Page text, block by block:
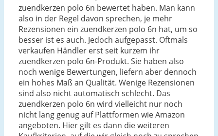
zuendkerzen polo 6n bewertet haben. Man kann
also in der Regel davon sprechen, je mehr
Rezensionen ein zuendkerzen polo 6n hat, um so
besser ist es auch. Jedoch aufgepasst. Oftmals
verkaufen Händler erst seit kurzem ihr
zuendkerzen polo 6n-Produkt. Sie haben also
noch wenige Bewertungen, liefern aber dennoch
ein hohes Maß an Qualität. Wenige Rezensionen
sind also nicht automatisch schlecht. Das
zuendkerzen polo 6n wird vielleicht nur noch
nicht lang genug auf Plattformen wie Amazon
angeboten. Hier gilt es dann die weiteren